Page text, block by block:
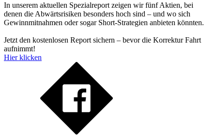
In unserem aktuellen Spezialreport zeigen wir fünf Aktien, bei
denen die Abwärtsrisiken besonders hoch sind – und wo sich
Gewinnmitnahmen oder sogar Short-Strategien anbieten könnten.
Jetzt den kostenlosen Report sichern – bevor die Korrektur Fahrt
aufnimmt!
Hier klicken